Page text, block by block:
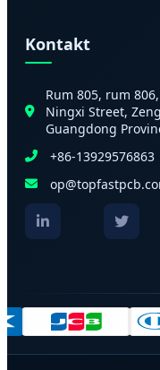
Kontakt
Rum 805, rum
Ningxi Street,
Guangdong
+86-13929576863